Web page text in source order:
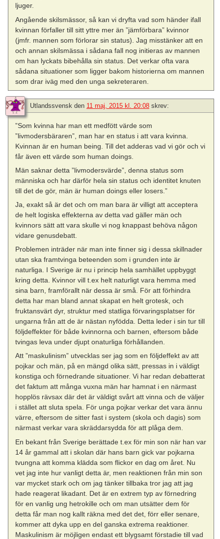
ljuger.
Angående skilsmässor, så kan vi dryfta vad som händer ifall
kvinnan förfaller till sitt yttre mer än ”jämförbara” kvinnor
(jmfr. mannen som förlorar sin status). Jag misstänker att en
och annan skilsmässa i sådana fall nog initieras av mannen
om han lyckats bibehålla sin status. Det verkar ofta vara
sådana situationer som ligger bakom historierna om mannen
som drar iväg med den unga sekreteraren.
Utlandssvensk den 11 maj, 2015 kl. 20:08 skrev:
”Som kvinna har man ett medfött värde som
”livmodersbäraren”, man har en status i att vara kvinna.
Kvinnan är en human being. Till det adderas vad vi gör och vi
får även ett värde som human doings.
Män saknar detta ”livmodersvärde”, denna status som
människa och har därför hela sin status och identitet knuten
till det de gör, män är human doings eller losers.”
Ja, exakt så är det och om man bara är villigt att acceptera
de helt logiska effekterna av detta vad gäller män och
kvinnors sätt att vara skulle vi nog knappast behöva någon
vidare genusdebatt.
Problemen inträder när man inte finner sig i dessa skillnader
utan ska framtvinga beteenden som i grunden inte är
naturliga. I Sverige är nu i princip hela samhället uppbyggt
kring detta. Kvinnor vill t.ex helt naturligt vara hemma med
sina barn, framförallt när dessa är små. För att förhindra
detta har man bland annat skapat en helt grotesk, och
fruktansvärt dyr, struktur med statliga förvaringsplatser för
ungarna från att de är nästan nyfödda. Detta leder i sin tur till
följdeffekter för både kvinnorna och barnen, eftersom både
tvingas leva under djupt onaturliga förhållanden.
Att ”maskulinism” utvecklas ser jag som en följdeffekt av att
pojkar och män, på en mängd olika sätt, pressas in i väldigt
konstiga och förnedrande situationer. Vi har redan debatterat
det faktum att många vuxna män har hamnat i en närmast
hopplös rävsax där det är väldigt svårt att vinna och de väljer
i stället att sluta spela. För unga pojkar verkar det vara ännu
värre, eftersom de sitter fast i system (skola och dagis) som
närmast verkar vara skräddarsydda för att plåga dem.
En bekant från Sverige berättade t.ex för min son när han var
14 år gammal att i skolan där hans barn gick var pojkarna
tvungna att komma klädda som flickor en dag om året. Nu
vet jag inte hur vanligt detta är, men reaktionen från min son
var mycket stark och om jag tänker tillbaka tror jag att jag
hade reagerat likadant. Det är en extrem typ av förnedring
för en vanlig ung hetrokille och om man utsätter dem för
detta får man nog kallt räkna med det det, förr eller senare,
kommer att dyka upp en del ganska extrema reaktioner.
Maskulinism är möjligen endast ett blygsamt förstadie till vad